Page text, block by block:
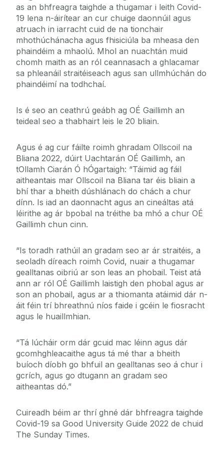
as an bhfreagra taighde a thugamar i leith Covid-
19 lena n-áirítear an cur chuige daonnúil agus
atruach in iarracht cuid de na tionchair
mhothúchánacha agus fhisiciúla ba mheasa den
phaindéim a mhaolú. Mhol an nuachtán muid
chomh maith as an ról ceannasach a ghlacamar
sa phleanáil straitéiseach agus san ullmhúchán do
phaindéimí na todhchaí.
Is é seo an ceathrú geábh ag OÉ Gaillimh an
teideal seo a thabhairt leis le 20 bliain.
Agus é ag cur fáilte roimh ghradam Ollscoil na
Bliana 2022, dúirt Uachtarán OÉ Gaillimh, an
tOllamh Ciarán Ó hÓgartaigh: “Táimid ag fáil
aitheantais mar Ollscoil na Bliana tar éis bliain a
bhí thar a bheith dúshlánach do chách a chur
dínn. Is iad an daonnacht agus an cineáltas atá
léirithe ag ár bpobal na tréithe ba mhó a chur OÉ
Gaillimh chun cinn.
“Is toradh rathúil an gradam seo ar ár straitéis, a
seoladh díreach roimh Covid, nuair a thugamar
gealltanas oibriú ar son leas an phobail. Teist atá
ann ar ról OÉ Gaillimh laistigh den phobal agus ar
son an phobail, agus ar a thiomanta atáimid dár n-
áit féin trí bhreathnú níos faide i gcéin le fiosracht
agus le huaillmhian.
“Tá lúcháir orm dár gcuid mac léinn agus dár
gcomhghleacaithe agus tá mé thar a bheith
buíoch díobh go bhfuil an gealltanas seo á chur i
gcrích, agus go dtugann an gradam seo
aitheantas dó.”
Cuireadh béim ar thrí ghné dár bhfreagra taighde
Covid-19 sa Good University Guide 2022 de chuid
The Sunday Times.